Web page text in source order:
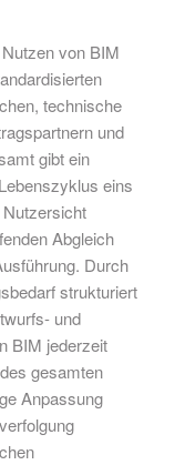
von BIM
technische
und
gibt ein
eins
Abgleich
Durch
strukturiert
und
BIM jederzeit
gesamten
Anpassung